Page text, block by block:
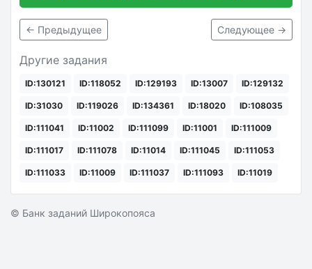
← Предыдущее Следующее →
Другие задания
ID:130121 ID:118052 ID:129193 ID:13007 ID:129132
ID:31030 ID:119026 ID:134361 ID:18020 ID:108035
ID:111041 ID:11002 ID:111099 ID:11001 ID:111009
ID:111017 ID:111078 ID:11014 ID:111045 ID:111053
ID:111033 ID:11009 ID:111037 ID:111093 ID:11019
© Банк заданий Широкопояса